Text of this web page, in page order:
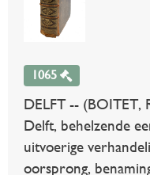
1065
DELFT -- (BOITET,
Delft, behelzende
uitvoerige
oorsprong,